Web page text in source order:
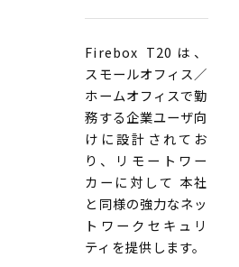
Firebox T20は、
スモールオフィス／
ホームオフィスで勤
務する企業ユーザ向
けに設計されてお
り、リモートワー
カーに対して 本社
と同様の強力なネッ
トワークセキュリ
ティを提供します。